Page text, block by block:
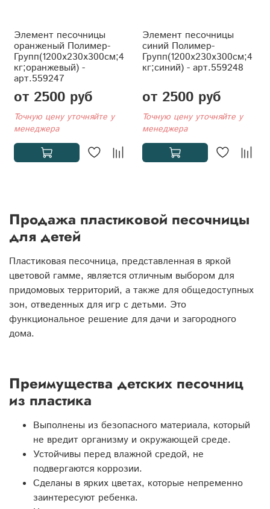
Элемент песочницы
оранженый Полимер-
Групп(1200x230x300см;4
кг;оранжевый) -
арт.559247
от 2500 руб
Точную цену уточняйте у
менеджера
Элемент песочницы
синий Полимер-
Групп(1200x230x300см;4
кг;синий) - арт.559248
от 2500 руб
Точную цену уточняйте у
менеджера
Продажа пластиковой песочницы
для детей
Пластиковая песочница, представленная в яркой
цветовой гамме, является отличным выбором для
придомовых территорий, а также для общедоступных
зон, отведенных для игр с детьми. Это
функциональное решение для дачи и загородного
дома.
Преимущества детских песочниц
из пластика
Выполнены из безопасного материала, который
не вредит организму и окружающей среде.
Устойчивы перед влажной средой, не
подвергаются коррозии.
Сделаны в ярких цветах, которые непременно
заинтересуют ребенка.